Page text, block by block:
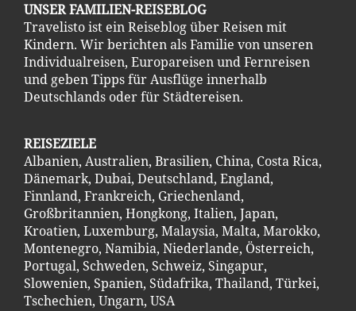
UNSER FAMILIEN-REISEBLOG
Travelisto ist ein Reiseblog über Reisen mit
Kindern. Wir berichten als Familie von unseren
Individualreisen, Europareisen und Fernreisen
und geben Tipps für Ausflüge innerhalb
Deutschlands oder für Städtereisen.
REISEZIELE
Albanien, Australien, Brasilien, China, Costa Rica,
Dänemark, Dubai, Deutschland, England,
Finnland, Frankreich, Griechenland,
Großbritannien, Hongkong, Italien, Japan,
Kroatien, Luxemburg, Malaysia, Malta, Marokko,
Montenegro, Namibia, Niederlande, Österreich,
Portugal, Schweden, Schweiz, Singapur,
Slowenien, Spanien, Südafrika, Thailand, Türkei,
Tschechien, Ungarn, USA